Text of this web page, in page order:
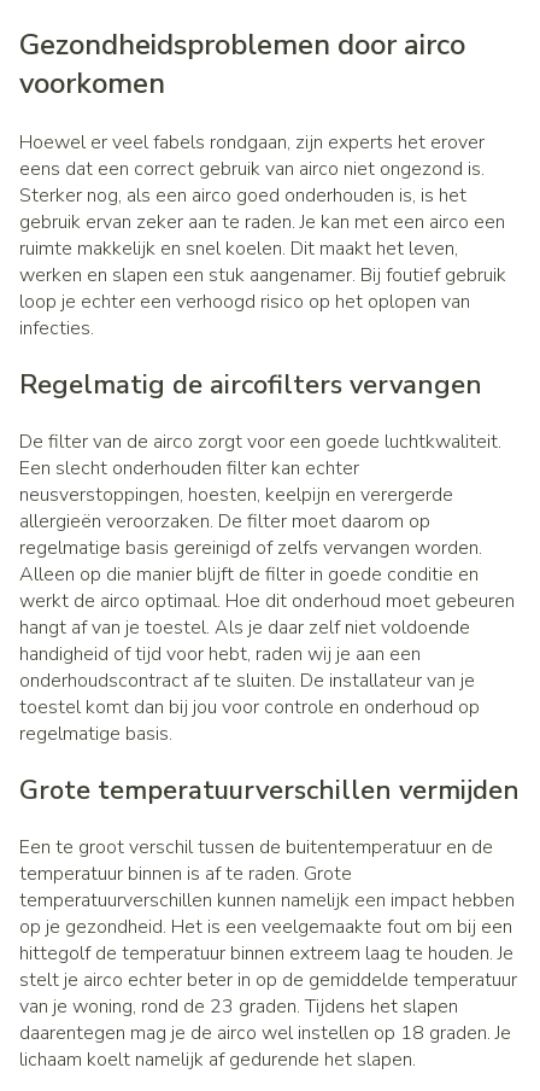
Gezondheidsproblemen door airco
voorkomen
Hoewel er veel fabels rondgaan, zijn experts het erover
eens dat een correct gebruik van airco niet ongezond is.
Sterker nog, als een airco goed onderhouden is, is het
gebruik ervan zeker aan te raden. Je kan met een airco een
ruimte makkelijk en snel koelen. Dit maakt het leven,
werken en slapen een stuk aangenamer. Bij foutief gebruik
loop je echter een verhoogd risico op het oplopen van
infecties.
Regelmatig de aircofilters vervangen
De filter van de airco zorgt voor een goede luchtkwaliteit.
Een slecht onderhouden filter kan echter
neusverstoppingen, hoesten, keelpijn en verergerde
allergieën veroorzaken. De filter moet daarom op
regelmatige basis gereinigd of zelfs vervangen worden.
Alleen op die manier blijft de filter in goede conditie en
werkt de airco optimaal. Hoe dit onderhoud moet gebeuren
hangt af van je toestel. Als je daar zelf niet voldoende
handigheid of tijd voor hebt, raden wij je aan een
onderhoudscontract af te sluiten. De installateur van je
toestel komt dan bij jou voor controle en onderhoud op
regelmatige basis.
Grote temperatuurverschillen vermijden
Een te groot verschil tussen de buitentemperatuur en de
temperatuur binnen is af te raden. Grote
temperatuurverschillen kunnen namelijk een impact hebben
op je gezondheid. Het is een veelgemaakte fout om bij een
hittegolf de temperatuur binnen extreem laag te houden. Je
stelt je airco echter beter in op de gemiddelde temperatuur
van je woning, rond de 23 graden. Tijdens het slapen
daarentegen mag je de airco wel instellen op 18 graden. Je
lichaam koelt namelijk af gedurende het slapen.